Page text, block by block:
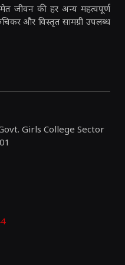
जीवन की हर अन्य महत्वपूर्ण
और विस्तृत सामग्री उपलब्ध
Girls College Sector